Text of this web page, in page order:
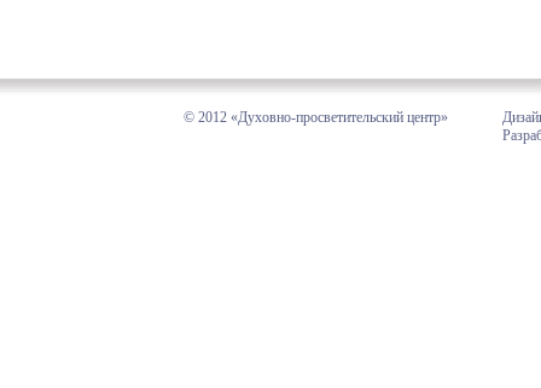
© 2012 «Духовно-просветительский центр»